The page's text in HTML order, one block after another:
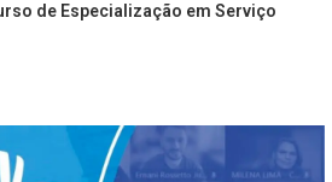
de Especialização em Serviço